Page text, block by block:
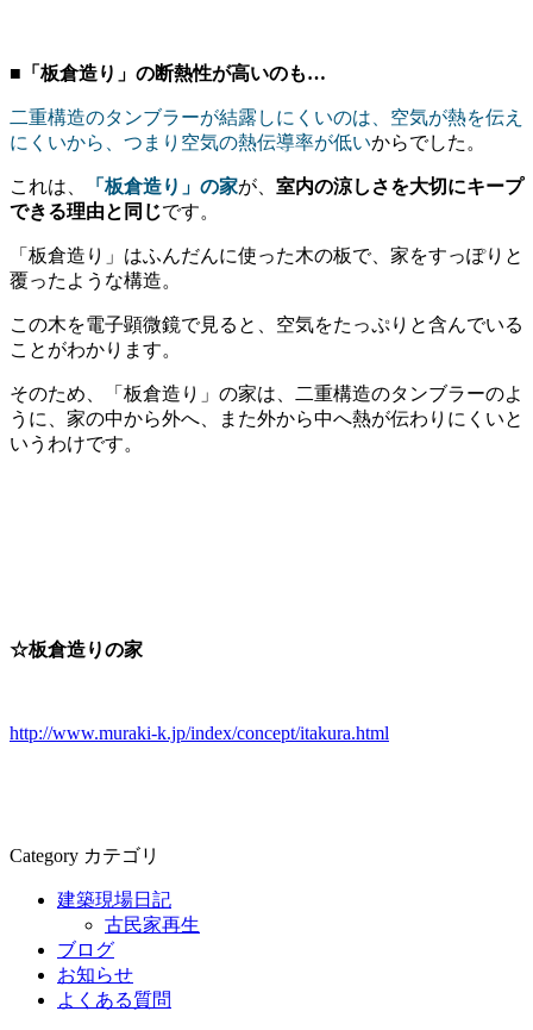
■「板倉造り」の断熱性が高いのも…
二重構造のタンブラーが結露しにくいのは、空気が熱を伝え
にくいから、つまり空気の熱伝導率が低いからでした。
これは、 「板倉造り」の家が、 室内の涼しさを大切にキープ
できる理由と同じです。
「板倉造り」はふんだんに使った木の板で、家をすっぽりと
覆ったような構造。
この木を電子顕微鏡で見ると、空気をたっぷりと含んでいる
ことがわかります。
そのため、「板倉造り」の家は、二重構造のタンブラーのよ
うに、家の中から外へ、また外から中へ熱が伝わりにくいと
いうわけです。
☆板倉造りの家
http://www.muraki-k.jp/index/concept/itakura.html
Category カテゴリ
建築現場日記
古民家再生
ブログ
お知らせ
よくある質問